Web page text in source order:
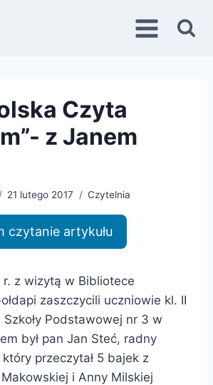
Czyta
z Janem
21 lutego 2017 Czytelnia
czytanie artykułu
r. z wizytą w Bibliotece
zaszczycili uczniowie kl. II
Szkoły Podstawowej nr 3 w
był pan Jan Steć, radny
który przeczytał 5 bajek z
i Anny Milskiej